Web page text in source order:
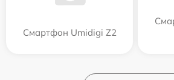
Смартфон Umidigi Z2